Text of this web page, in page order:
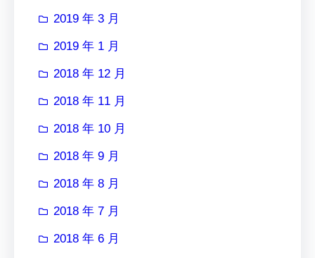
2019 年 3 月
2019 年 1 月
2018 年 12 月
2018 年 11 月
2018 年 10 月
2018 年 9 月
2018 年 8 月
2018 年 7 月
2018 年 6 月